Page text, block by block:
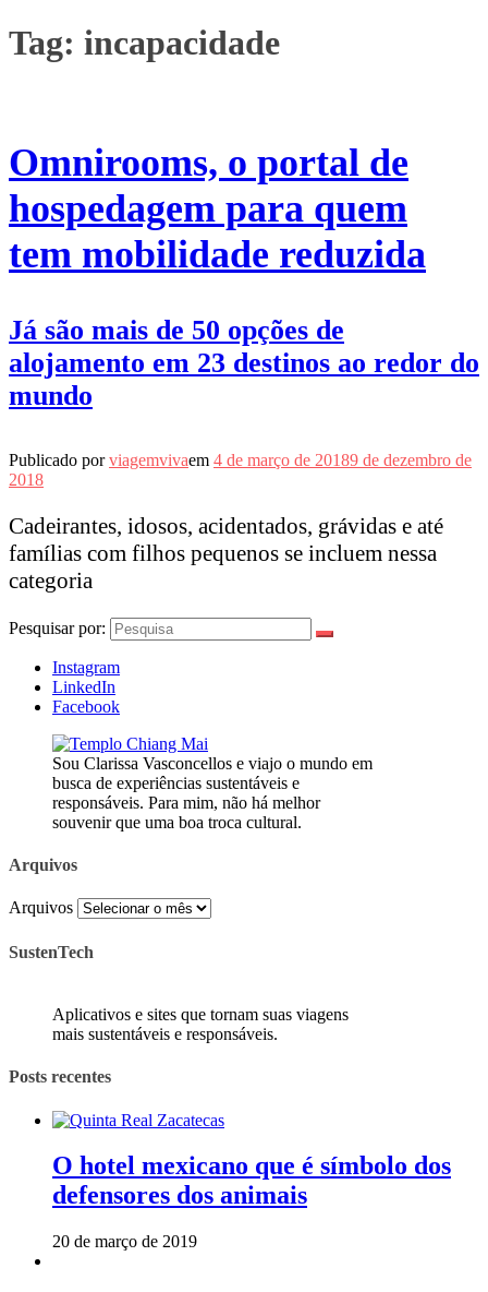
Tag: incapacidade
Omnirooms, o portal de
hospedagem para quem
tem mobilidade reduzida
Já são mais de 50 opções de
alojamento em 23 destinos ao redor do
mundo
Publicado porviagemvivaem 4 de março de 20189 de dezembro de
2018
Cadeirantes, idosos, acidentados, grávidas e até
famílias com filhos pequenos se incluem nessa
categoria
Pesquisar por:
Instagram
LinkedIn
Facebook
Sou Clarissa Vasconcellos e viajo o mundo em
busca de experiências sustentáveis e
responsáveis. Para mim, não há melhor
souvenir que uma boa troca cultural.
Arquivos
Arquivos
SustenTech
Aplicativos e sites que tornam suas viagens
mais sustentáveis e responsáveis.
Posts recentes
O hotel mexicano que é símbolo dos
defensores dos animais
20 de março de 2019